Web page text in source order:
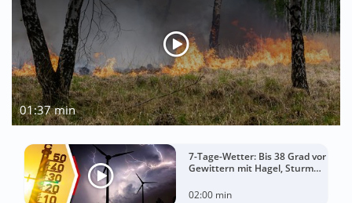
01:37 min
7-Tage-Wetter: Bis 38 Grad vor
Gewittern mit Hagel, Sturm
02:00 min